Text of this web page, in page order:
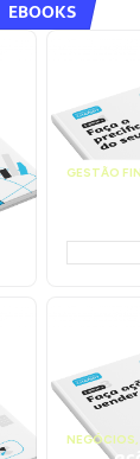
EBOOKS
GESTÃO
NEGÓCIOS,